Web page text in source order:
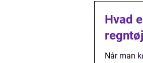
Hvad
Når man